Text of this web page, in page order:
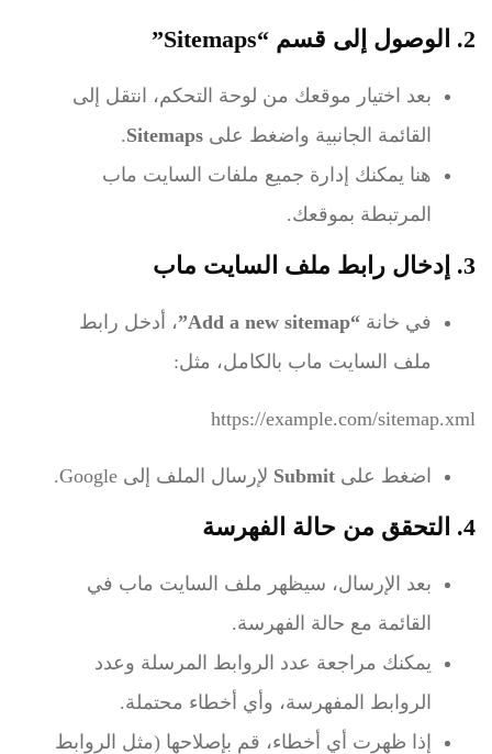
2. الوصول إلى قسم “Sitemaps”
بعد اختيار موقعك من لوحة التحكم، انتقل إلى
القائمة الجانبية واضغط على Sitemaps
.
هنا يمكنك إدارة جميع ملفات السايت ماب
المرتبطة بموقعك.
3. إدخال رابط ملف السايت ماب
في خانة “Add a new sitemap”
، أدخل رابط
ملف السايت ماب بالكامل، مثل:
https://example.com/sitemap.xml
اضغط على Submit لإرسال الملف إلى Google.
4. التحقق من حالة الفهرسة
بعد الإرسال، سيظهر ملف السايت ماب في
القائمة مع حالة الفهرسة.
يمكنك مراجعة عدد الروابط المرسلة وعدد
الروابط المفهرسة، وأي أخطاء محتملة.
إذا ظهرت أي أخطاء، قم بإصلاحها (مثل الروابط